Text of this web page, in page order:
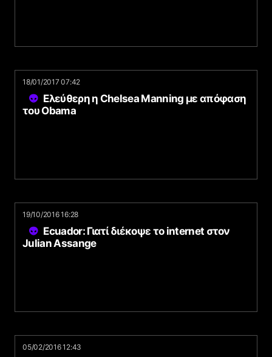
18/01/2017 07:42
Ελεύθερη η Chelsea Manning με απόφαση
του Obama
19/10/2016 16:28
Ecuador: Γιατί διέκοψε το internet στον
Julian Assange
05/02/2016 12:43